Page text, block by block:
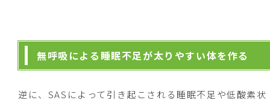
無呼吸による睡眠不足が太りやすい体を作る
逆に、SASによって引き起こされる睡眠不足や低酸素状